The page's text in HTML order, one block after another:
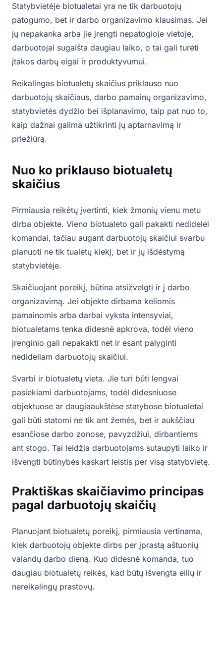
Statybvietėje biotualetai yra ne tik darbuotojų
patogumo, bet ir darbo organizavimo klausimas. Jei
jų nepakanka arba jie įrengti nepatogioje vietoje,
darbuotojai sugaišta daugiau laiko, o tai gali turėti
įtakos darbų eigai ir produktyvumui.
Reikalingas biotualetų skaičius priklauso nuo
darbuotojų skaičiaus, darbo pamainų organizavimo,
statybvietės dydžio bei išplanavimo, taip pat nuo to,
kaip dažnai galima užtikrinti jų aptarnavimą ir
priežiūrą.
Nuo ko priklauso biotualetų
skaičius
Pirmiausia reikėtų įvertinti, kiek žmonių vienu metu
dirba objekte. Vieno biotualeto gali pakakti nedidelei
komandai, tačiau augant darbuotojų skaičiui svarbu
planuoti ne tik tualetų kiekį, bet ir jų išdėstymą
statybvietėje.
Skaičiuojant poreikį, būtina atsižvelgti ir į darbo
organizavimą. Jei objekte dirbama keliomis
pamainomis arba darbai vyksta intensyviai,
biotualetams tenka didesnė apkrova, todėl vieno
įrenginio gali nepakakti net ir esant palyginti
nedideliam darbuotojų skaičiui.
Svarbi ir biotualetų vieta. Jie turi būti lengvai
pasiekiami darbuotojams, todėl didesniuose
objektuose ar daugiaaukštėse statybose biotualetai
gali būti statomi ne tik ant žemės, bet ir aukščiau
esančiose darbo zonose, pavyzdžiui, dirbantiems
ant stogo. Tai leidžia darbuotojams sutaupyti laiko ir
išvengti būtinybės kaskart leistis per visą statybvietę.
Praktiškas skaičiavimo principas
pagal darbuotojų skaičių
Planuojant biotualetų poreikį, pirmiausia vertinama,
kiek darbuotojų objekte dirbs per įprastą aštuonių
valandų darbo dieną. Kuo didesnė komanda, tuo
daugiau biotualetų reikės, kad būtų išvengta eilių ir
nereikalingų prastovų.